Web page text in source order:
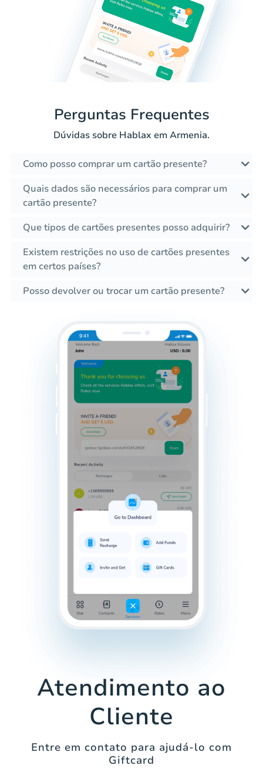
Perguntas Frequentes
Dúvidas sobre Hablax em Armenia.
Como posso comprar um cartão presente?
Quais dados são necessários para comprar um
cartão presente?
Que tipos de cartões presentes posso adquirir?
Existem restrições no uso de cartões presentes
em certos países?
Posso devolver ou trocar um cartão presente?
Atendimento ao
Cliente
Entre em contato para ajudá-lo com
Giftcard